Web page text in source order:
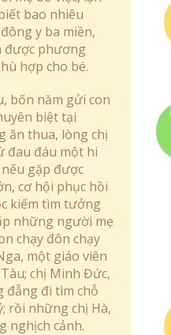
bao nhiêu
y ba miền,
được phương
hợp cho bé.
bốn năm gửi con
biệt tại
ăn thua, lòng chị
đau đáu một hi
gặp được
cơ hội phục hồi
kiếm tìm tưởng
những người mẹ
chạy đôn chạy
một giáo viên
chị Minh Đức,
đẵng đi tìm chỗ
rồi những chị Hà,
nghịch cảnh.